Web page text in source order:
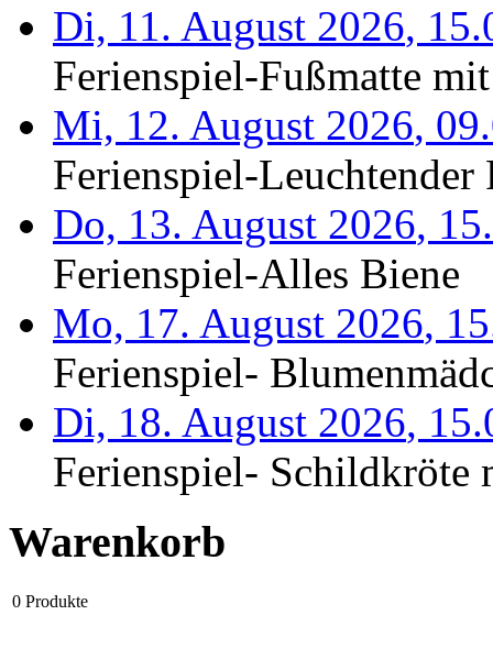
Di, 11. August 2026,
Ferienspiel-Fußmatte
Mi, 12. August 2026,
Ferienspiel-Leuchtender
Do, 13. August 2026,
Ferienspiel-Alles Biene
Mo, 17. August 2026,
Ferienspiel-
Di, 18. August 2026,
Ferienspiel- Schildkröte
Warenkorb
0 Produkte